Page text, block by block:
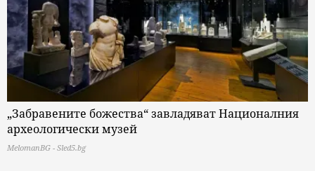
„Забравените божества“ завладяват Националния
археологически музей
MelomanBG - Sled5.bg